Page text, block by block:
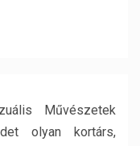
Művészetek
olyan kortárs,